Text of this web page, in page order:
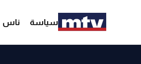
سياسة ناس